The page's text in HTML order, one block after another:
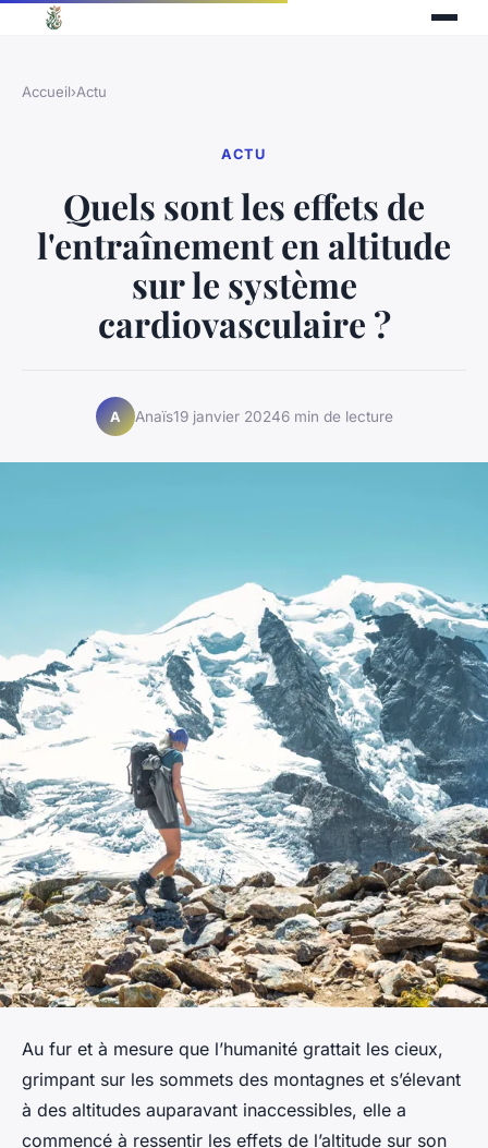
Accueil›Actu
ACTU
Quels sont les effets de
l'entraînement en altitude
sur le système
cardiovasculaire ?
A Anaïs19 janvier 20246 min de lecture
Au fur et à mesure que l’humanité grattait les cieux,
grimpant sur les sommets des montagnes et s’élevant
à des altitudes auparavant inaccessibles, elle a
commencé à ressentir les effets de l’altitude sur son